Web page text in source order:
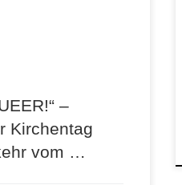
–
Kirchentag
vom …